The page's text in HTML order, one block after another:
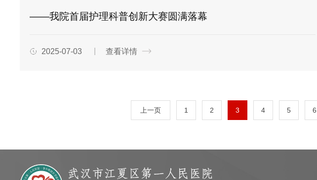
——我院首届护理科普创新大赛圆满落幕
2025-07-03 查看详情
上一页 1 2 3 4 5 6